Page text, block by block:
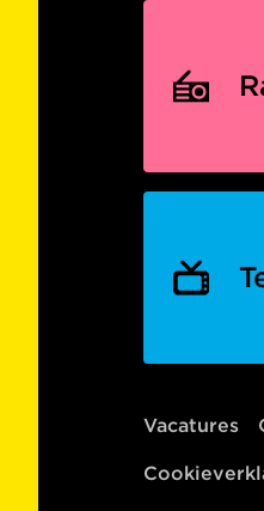
Vacatures